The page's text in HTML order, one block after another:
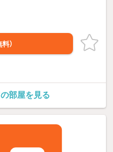
料）
部屋を見る